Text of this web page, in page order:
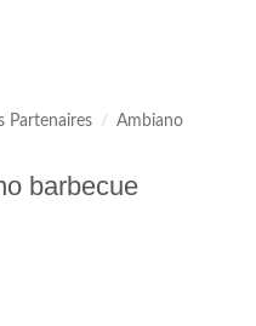
Partenaires /
Ambiano
barbecue